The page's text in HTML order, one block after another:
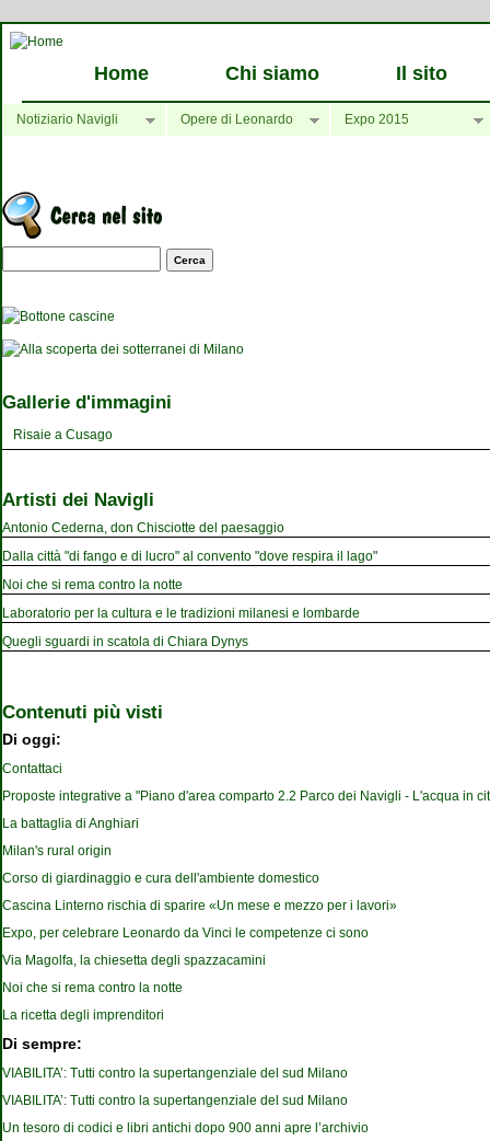
Home Chi siamo Il sito
Notiziario Navigli Opere di Leonardo Expo 2015
Maschera di ricerca
Gallerie d'immagini
Risaie a Cusago
Artisti dei Navigli
Antonio Cederna, don Chisciotte del paesaggio
Dalla città "di fango e di lucro" al convento "dove respira il lago"
Noi che si rema contro la notte
Laboratorio per la cultura e le tradizioni milanesi e lombarde
Quegli sguardi in scatola di Chiara Dynys
Contenuti più visti
Di oggi:
Contattaci
Proposte integrative a "Piano d'area comparto 2.2 Parco dei Navigli - L'acqua in
La battaglia di Anghiari
Milan's rural origin
Corso di giardinaggio e cura dell'ambiente domestico
Cascina Linterno rischia di sparire «Un mese e mezzo per i lavori»
Expo, per celebrare Leonardo da Vinci le competenze ci sono
Via Magolfa, la chiesetta degli spazzacamini
Noi che si rema contro la notte
La ricetta degli imprenditori
Di sempre:
VIABILITA’: Tutti contro la supertangenziale del sud Milano
VIABILITA’: Tutti contro la supertangenziale del sud Milano
Un tesoro di codici e libri antichi dopo 900 anni apre l’archivio